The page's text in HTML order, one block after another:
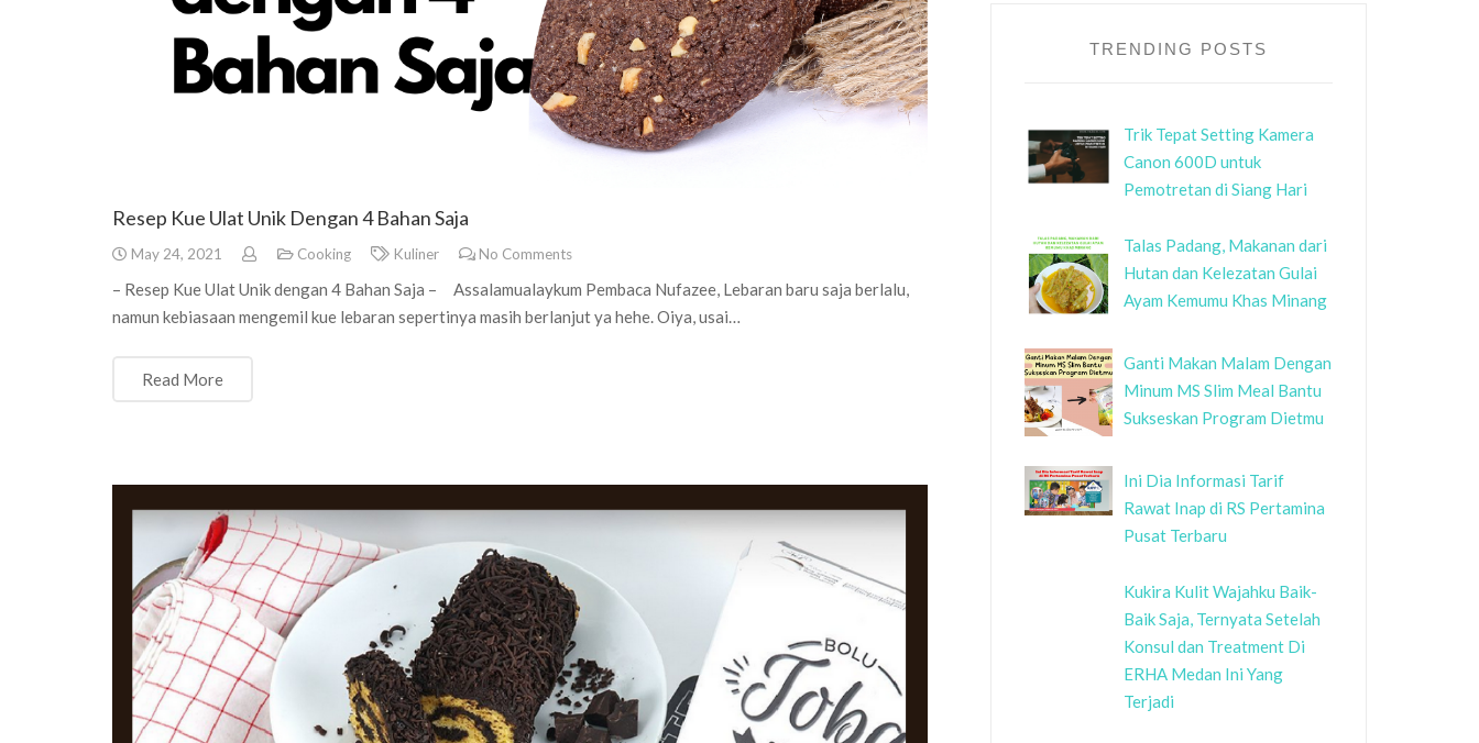
Resep Kue Ulat Unik Dengan 4 Bahan Saja
May 24, 2021 Cooking Kuliner No Comments
– Resep Kue Ulat Unik dengan 4 Bahan Saja – Assalamualaykum Pembaca Nufazee, Lebaran baru saja berlalu,
namun kebiasaan mengemil kue lebaran sepertinya masih berlanjut ya hehe. Oiya, usai…
Read More
TRENDING POSTS
Trik Tepat Setting Kamera
Canon 600D untuk
Pemotretan di Siang Hari
Talas Padang, Makanan dari
Hutan dan Kelezatan Gulai
Ayam Kemumu Khas Minang
Ganti Makan Malam Dengan
Minum MS Slim Meal Bantu
Sukseskan Program Dietmu
Ini Dia Informasi Tarif
Rawat Inap di RS Pertamina
Pusat Terbaru
Kukira Kulit Wajahku Baik-
Baik Saja, Ternyata Setelah
Konsul dan Treatment Di
ERHA Medan Ini Yang
Terjadi